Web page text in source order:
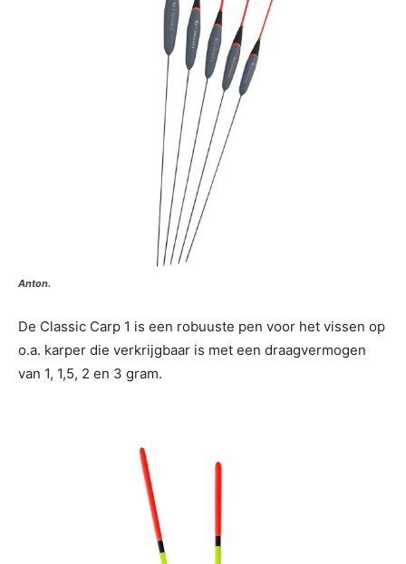
Anton.
De Classic Carp 1 is een robuuste pen voor het vissen op
o.a. karper die verkrijgbaar is met een draagvermogen
van 1, 1,5, 2 en 3 gram.